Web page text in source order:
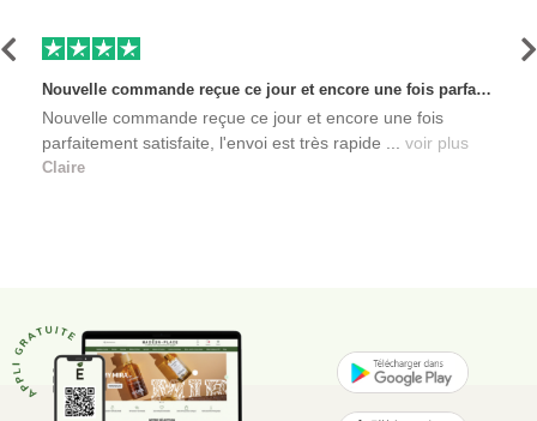
Nouvelle commande reçue ce jour et encore une fois parfaitement satisfaite, l'envoi est très rapide et les produits sont toujours conditionnés de manière personnalisés. L'avantage de commander auprès de créateurs indépendants.
Nouvelle commande reçue ce jour et encore une fois
parfaitement satisfaite, l'envoi est très rapide ... voir plus
Claire
Précédent